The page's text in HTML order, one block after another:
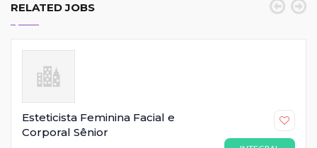
RELATED JOBS
Esteticista Feminina Facial e
Corporal Sênior